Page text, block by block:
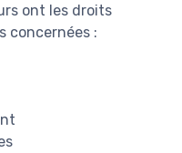
ont les droits
concernées :